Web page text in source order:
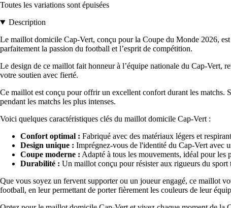
Toutes les variations sont épuisées
Description
Le maillot domicile Cap-Vert, conçu pour la Coupe du Monde 2026,
parfaitement la passion du football et l’esprit de compétition.
Le design de ce maillot fait honneur à l’équipe nationale du Cap-Vert,
votre soutien avec fierté.
Ce maillot est conçu pour offrir un excellent confort durant les matchs.
pendant les matchs les plus intenses.
Voici quelques caractéristiques clés du maillot domicile Cap-Vert :
Confort optimal : Fabriqué avec des matériaux légers et
Design unique : Imprégnez-vous de l'identité du Cap-Vert avec
Coupe moderne : Adapté à tous les mouvements, idéal pour les
Durabilité : Un maillot conçu pour résister aux rigueurs du sport
Que vous soyez un fervent supporter ou un joueur engagé, ce maillot
football, en leur permettant de porter fièrement les couleurs de leur